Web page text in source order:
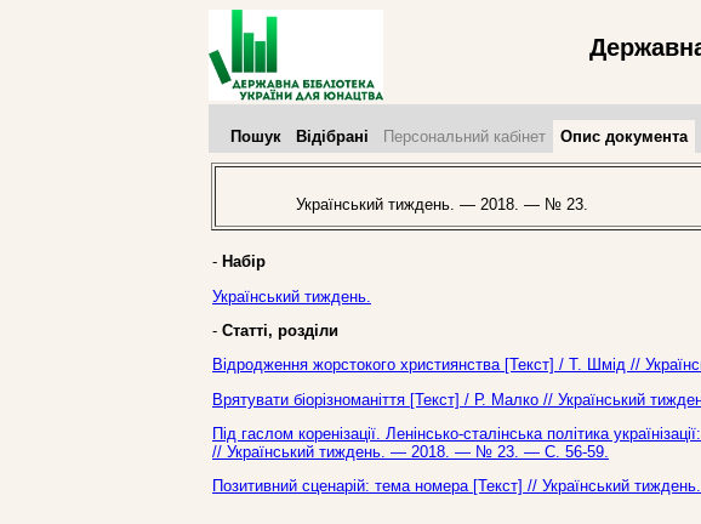
Пошук Відібрані Персональний кабінет Опис документа
Український тиждень. — 2018. — № 23.
- Набір
Український тиждень.
- Статті, розділи
Відродження жорстокого християнства [Текст] / Т. Шмід //
Врятувати біорізноманіття [Текст] / Р. Малко // Український
Під гаслом коренізації. Ленінсько-сталінська політика
// Український тиждень. — 2018. — № 23. — С. 56-59.
Позитивний сценарій: тема номера [Текст] // Український